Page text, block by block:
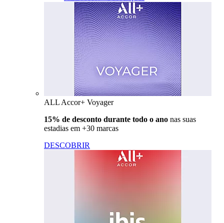
ALL Accor+ Voyager
15% de desconto durante todo o ano nas suas
estadias em +30 marcas
DESCOBRIR